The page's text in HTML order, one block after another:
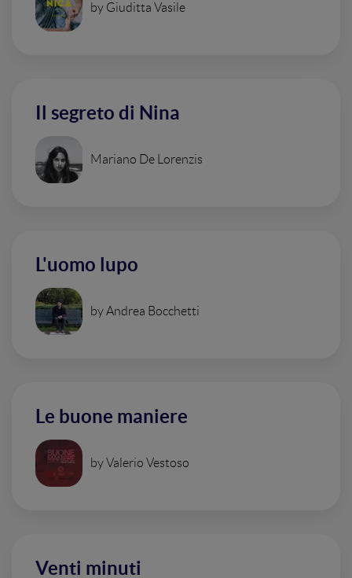
by Giuditta Vasile
Il segreto di Nina
Mariano De Lorenzis
L'uomo lupo
by Andrea Bocchetti
Le buone maniere
by Valerio Vestoso
Venti minuti